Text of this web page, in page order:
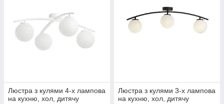
Люстра з кулями 4-х лампова
на кухню, хол, дитячу
Люстра з кулями 3-х лампова
на кухню, хол, дитячу